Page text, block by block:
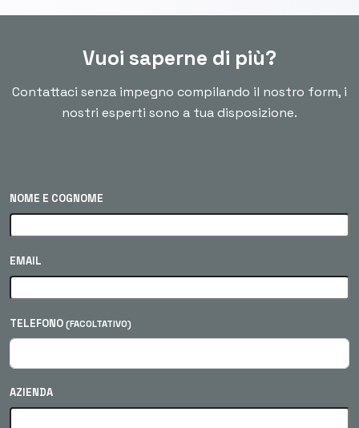
Vuoi saperne di più?
Contattaci senza impegno compilando il nostro form, i
nostri esperti sono a tua disposizione.
NOME E COGNOME
EMAIL
TELEFONO (FACOLTATIVO)
AZIENDA